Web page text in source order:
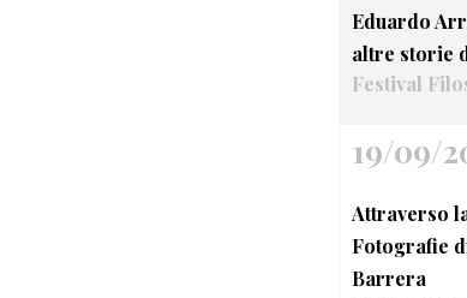
Eduardo
altre storie
Festival
19/09/
Attraverso
Fotografie
Barrera